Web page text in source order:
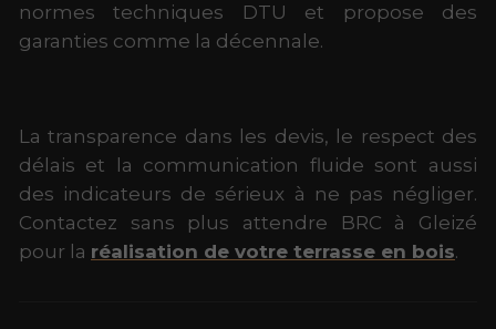
normes techniques DTU et propose des
garanties comme la décennale.
La transparence dans les devis, le respect des
délais et la communication fluide sont aussi
des indicateurs de sérieux à ne pas négliger.
Contactez sans plus attendre BRC à Gleizé
pour la réalisation de votre terrasse en bois.